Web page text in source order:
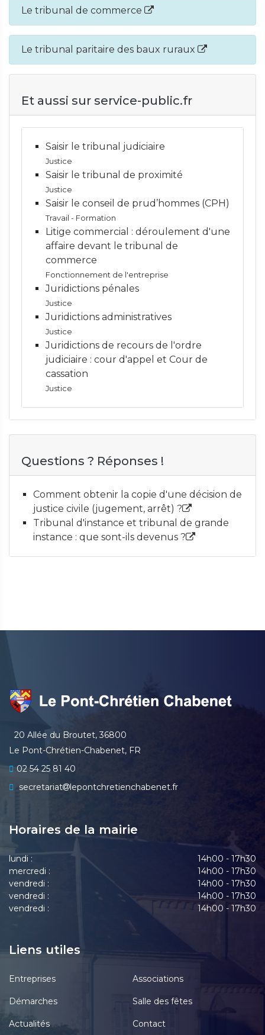
Le tribunal de commerce
Le tribunal paritaire des baux ruraux
Et aussi sur service-public.fr
Saisir le tribunal judiciaire
Justice
Saisir le tribunal de proximité
Justice
Saisir le conseil de prud’hommes (CPH)
Travail - Formation
Litige commercial : déroulement d'une
affaire devant le tribunal de
commerce
Fonctionnement de l'entreprise
Juridictions pénales
Justice
Juridictions administratives
Justice
Juridictions de recours de l'ordre
judiciaire : cour d'appel et Cour de
cassation
Justice
Questions ? Réponses !
Comment obtenir la copie d'une décision de
justice civile (jugement, arrêt) ?
Tribunal d'instance et tribunal de grande
instance : que sont-ils devenus ?
20 Allée du Broutet, 36800
Le Pont-Chrétien-Chabenet, FR
02 54 25 81 40
secretariat
lepontchretienchabenet.fr
Horaires de la mairie
lundi :
14h00 - 17h30
mercredi :
14h00 - 17h30
vendredi :
14h00 - 17h30
vendredi :
14h00 - 17h30
vendredi :
14h00 - 17h30
Liens utiles
Entreprises Associations
Démarches Salle des fêtes
Actualités Contact